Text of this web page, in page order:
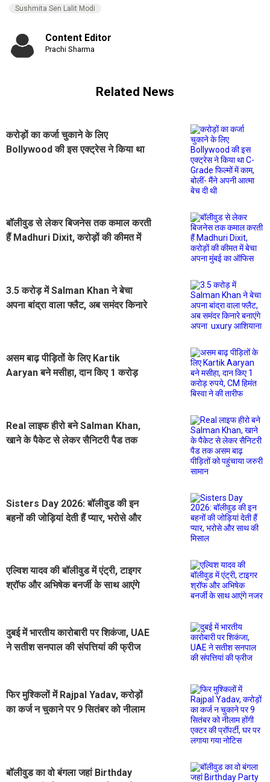
Sushmita Sen Lalit Modi
Content Editor
Prachi Sharma
Related News
करोड़ों का कर्जा चुकाने के लिए
Bollywood की इस एक्ट्रेस ने किया था
बॉलीवुड से लेकर बिजनेस तक कमाल करती
हैं Madhuri Dixit, करोड़ों की कीमत में
3.5 करोड़ में Salman Khan ने बेचा
अपना बांद्रा वाला फ्लैट, अब समंदर किनारे
असम बाढ़ पीड़ितों के लिए Kartik
Aaryan बने मसीहा, दान किए 1 करोड़
Real लाइफ हीरो बने Salman Khan,
खाने के पैकेट से लेकर सैनिटरी पैड तक
Sisters Day 2026: बॉलीवुड की इन
बहनों की जोड़ियां देती हैं प्यार, भरोसे और
एल्विश यादव की बॉलीवुड में एंट्री, टाइगर
श्रॉफ और अभिषेक बनर्जी के साथ आएंगे
दुबई में भारतीय कारोबारी पर शिकंजा, UAE
ने सतीश सनपाल की संपत्तियां की फ्रीज
फिर मुश्किलों में Rajpal Yadav, करोड़ों
का कर्ज न चुकाने पर 9 सितंबर को नीलाम
बॉलीवुड का वो बंगला जहां Birthday